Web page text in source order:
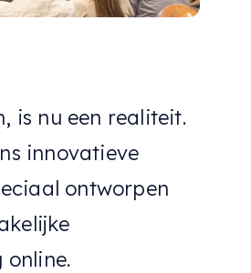
is nu een realiteit.
innovatieve
ontworpen
online.